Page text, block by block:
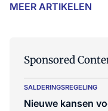
MEER ARTIKELEN
Sponsored
SALDERINGSREGELING
Nieuwe kansen